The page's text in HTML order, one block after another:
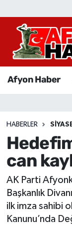
Afyon Haber
HABERLER
can
AK Parti
Başkanlık
ilk imza sahibi
Kanunu’nda
Afyon
Sağlık
Eğitim
Sivil
Ekonomi